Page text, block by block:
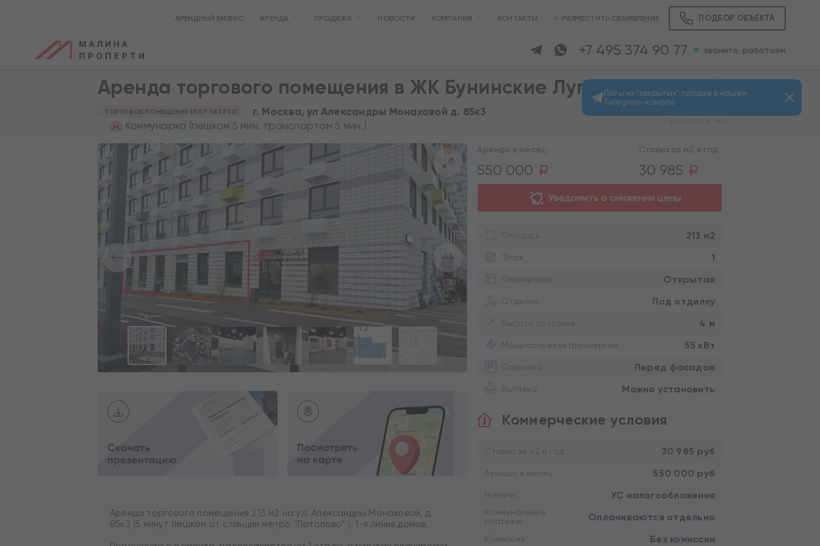
АРЕНДНЫЙ БИЗНЕС АРЕНДА ПРОДАЖА НОВОСТИ КОМПАНИЯ КОНТАКТЫ РАЗМЕСТИТЬ ОБЪЯВЛЕНИЕ ПОДБОР ОБЪЕКТА
+7 495 374 90 77 звоните, работаем
Аренда торгового помещения в ЖК Бунинские Луга
ТОРГОВОЕ ПОМЕЩЕНИЕ (ЛОТ 183732)
г. Москва, ул Александры Монаховой д. 85к3
Коммунарка (пешком 5 мин. транспортом 5 мин.)
Аренда торгового помещения 213 м2 на ул. Александры Монаховой, д.
85к3 (5 минут пешком от станции метро "Потапово" ). 1-я линия домов.
Аренда в месяц :
550 000 a
Ставка за м2 в год :
30 985 a
Уведомить о снижении цены
Площадь 213 м2
Этаж 1
Планировка Открытая
Отделка Под отделку
Высота потолков 4 м
Мощность электроэнергии 55 кВт
Парковка Перед фасадом
Вытяжка Можно установить
Коммерческие условия
Ставка за м2 в год : 30 985 руб
Аренда в месяц : 550 000 руб
Налоги: УС налогообложения
Коммунальные
платежи:
Оплачиваются отдельно
Комиссия: Без комиссии
Лоты из "закрытых" продаж в нашем
Telegram-канале